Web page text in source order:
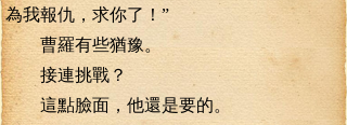
為我報仇，求你了！”
曹羅有些猶豫。
接連挑戰？
這點臉面，他還是要的。